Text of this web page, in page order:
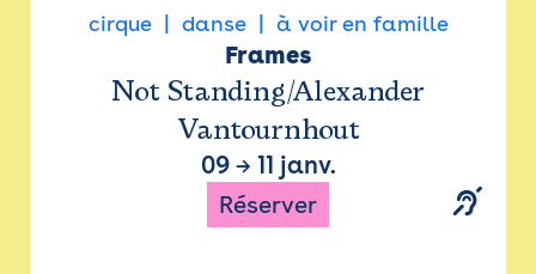
cirque danse à voir en famille
Frames
Not Standing/Alexander
Vantournhout
09→ 11 janv.
Réserver